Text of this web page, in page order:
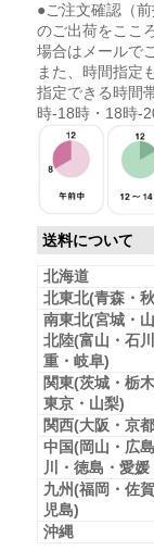
●ご注文確認（
のご出荷をここ
場合はメールで
また、時間指定
指定できる時間
時-18時・18時-
送料について
北海道
北東北(青森・
南東北(宮城・
北陸(富山・石
重・岐阜)
関東(茨城・栃
東京・山梨)
関西(大阪・京
中国(岡山・広
川・徳島・愛媛
九州(福岡・佐
児島)
沖縄